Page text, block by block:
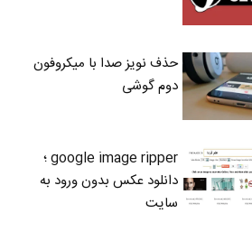
حذف نویز صدا با میکروفون
دوم گوشی
google image ripper ؛
دانلود عکس بدون ورود به
سایت